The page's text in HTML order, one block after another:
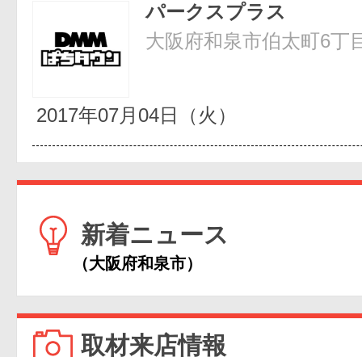
パークスプラス
大阪府和泉市伯太町6丁
2017年07月04日（火）
新着ニュース
（大阪府和泉市）
取材来店情報